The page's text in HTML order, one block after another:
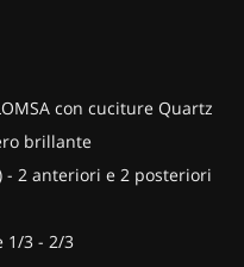
con cuciture Quartz
brillante
2 anteriori e 2 posteriori
1/3 - 2/3